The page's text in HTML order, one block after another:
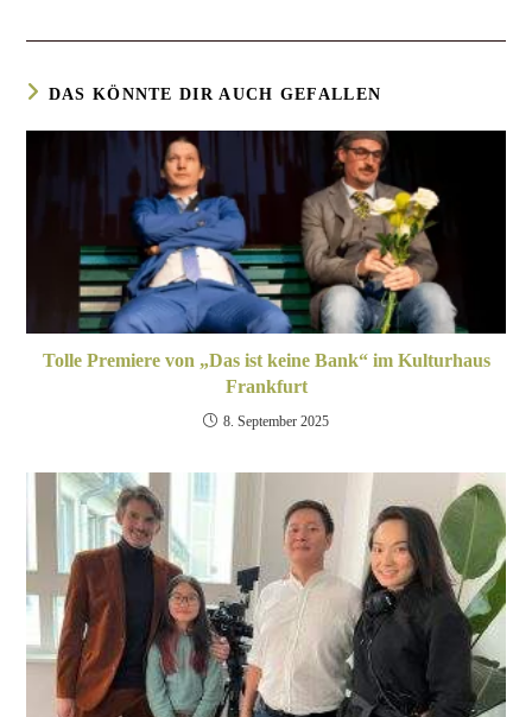
DAS KÖNNTE DIR AUCH GEFALLEN
Tolle Premiere von „Das ist keine Bank“ im Kulturhaus
Frankfurt
8. September 2025